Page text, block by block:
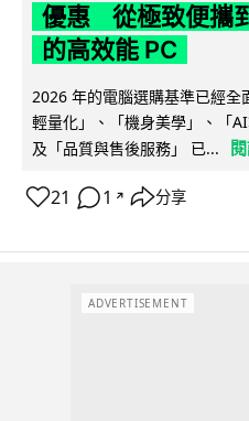
優惠 從極致便攜
的高效能 PC
2026 年的電腦選購基準已經
輕量化」、「機身美學」、「
及「品質與售後服務」 已...
21 1 ↗ 分享
ADVERTISEMENT